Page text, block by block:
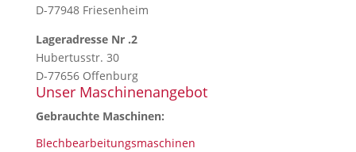
D-77948 Friesenheim
Lageradresse Nr .2
Hubertusstr. 30
D-77656 Offenburg
Unser Maschinenangebot
Gebrauchte Maschinen:
Blechbearbeitungsmaschinen